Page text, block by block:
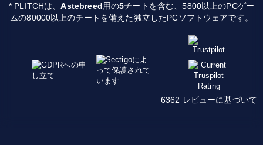
* PLITCHは、Astebreed用の5チートを含む、5800以上のPCゲー
ムの80000以上のチートを備えた独立したPCソフトウェアです。
6362 レビューに基づいて